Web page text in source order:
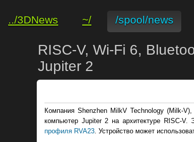
../3DNews ~/ /spool/news
RISC-V, Wi-Fi 6,
Jupiter 2
Компания Shenzhen MilkV Technology (Milk-
компьютер Jupiter 2 на архитектуре RISC-
профиля RVA23. Устройство может